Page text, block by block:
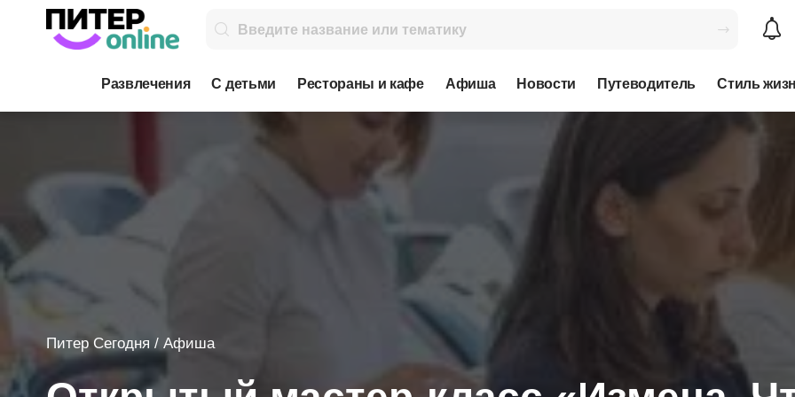
Развлечения С детьми Рестораны и кафе Афиша Новости Путеводитель Стиль
Питер Сегодня / Афиша